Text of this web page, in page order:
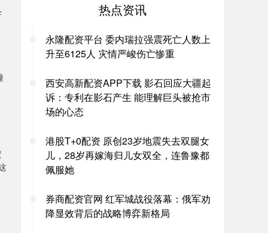
热点资讯
永隆配资平台 委内瑞拉强震死亡人数上
升至6125人 灾情严峻伤亡惨重
西安高新配资APP下载 影石回应大疆起
诉：专利在影石产生 能理解巨头被抢市
场的心态
港股T+0配资 原创23岁地震失去双腿女
儿，28岁再嫁海归儿女双全，连鲁豫都
佩服她
券商配资官网 红军城战役落幕：俄军劝
降显效背后的战略博弈新格局